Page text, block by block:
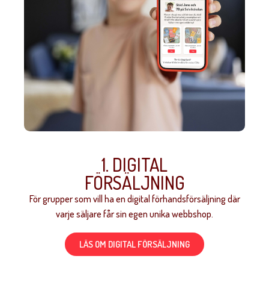
1. DIGITAL
FÖRSÄLJNING
För grupper som vill ha en digital förhandsförsäljning där
varje säljare får sin egen unika webbshop.
LÄS OM DIGITAL FÖRSÄLJNING